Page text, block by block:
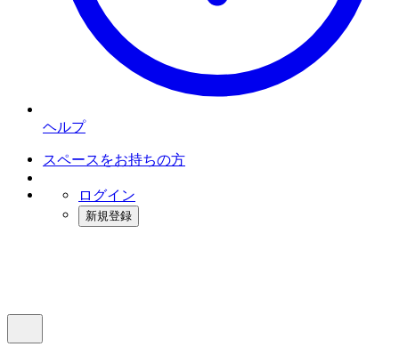
ヘルプ
スペースをお持ちの方
ログイン
新規登録